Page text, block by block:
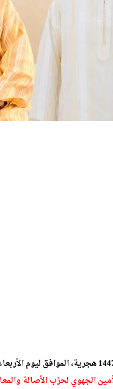
الجهوي لحزب الأصالة